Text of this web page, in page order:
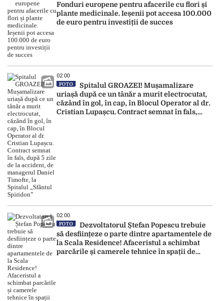
Fonduri europene pentru afacerile cu flori și
plante medicinale. Ieșenii pot accesa 100.000
de euro pentru investiții de succes
02:00
FOTO
Spitalul GROAZEI! Mușamalizare
uriașă după ce un tânăr a murit electrocutat,
căzând în gol, în cap, în Blocul Operator al dr.
Cristian Lupașcu. Contract semnat în fals,
02:00
FOTO
Dezvoltatorul Ștefan Popescu trebuie
să desființeze o parte dintre apartamentele de
la Scala Residence! Afaceristul a schimbat
parcările și camerele tehnice în spații de